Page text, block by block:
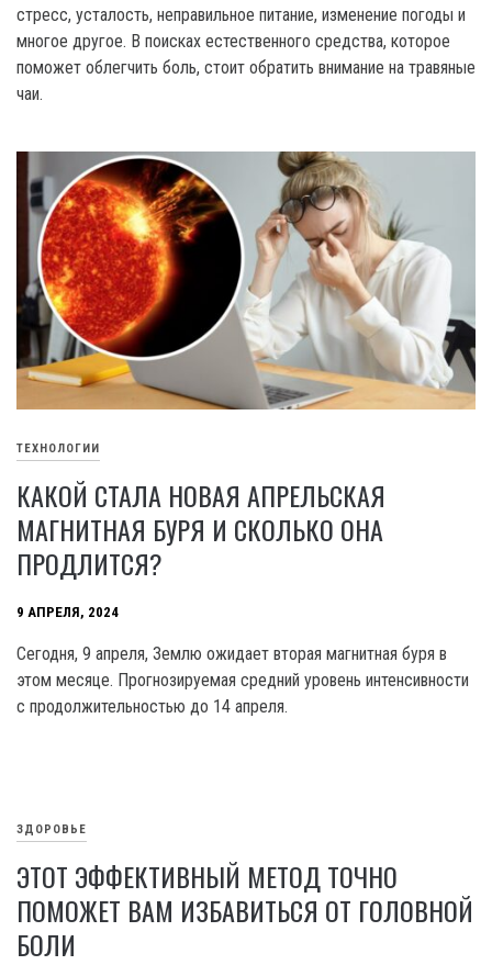
стресс, усталость, неправильное питание, изменение погоды и
многое другое. В поисках естественного средства, которое
поможет облегчить боль, стоит обратить внимание на травяные
чаи.
ТЕХНОЛОГИИ
КАКОЙ СТАЛА НОВАЯ АПРЕЛЬСКАЯ
МАГНИТНАЯ БУРЯ И СКОЛЬКО ОНА
ПРОДЛИТСЯ?
9 АПРЕЛЯ, 2024
Сегодня, 9 апреля, Землю ожидает вторая магнитная буря в
этом месяце. Прогнозируемая средний уровень интенсивности
с продолжительностью до 14 апреля.
ЗДОРОВЬЕ
ЭТОТ ЭФФЕКТИВНЫЙ МЕТОД ТОЧНО
ПОМОЖЕТ ВАМ ИЗБАВИТЬСЯ ОТ ГОЛОВНОЙ
БОЛИ